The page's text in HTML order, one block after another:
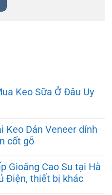
Keo Sữa Ở Đâu Uy
Keo Dán Veneer dính
cốt gỗ
Gioăng Cao Su tại Hà
Điện, thiết bị khác